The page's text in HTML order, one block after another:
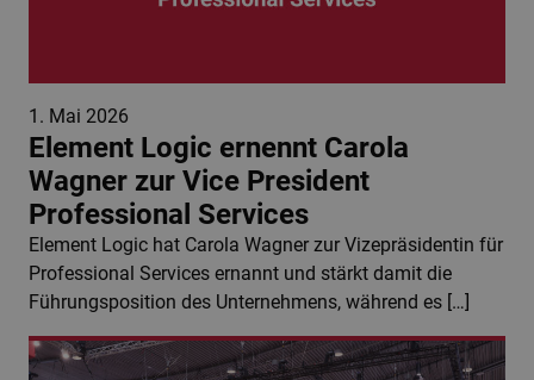
1. Mai 2026
Element Logic ernennt Carola
Wagner zur Vice President
Professional Services
Element Logic hat Carola Wagner zur Vizepräsidentin für
Professional Services ernannt und stärkt damit die
Führungsposition des Unternehmens, während es […]